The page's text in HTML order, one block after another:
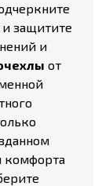
защитите
и
от
комфорта